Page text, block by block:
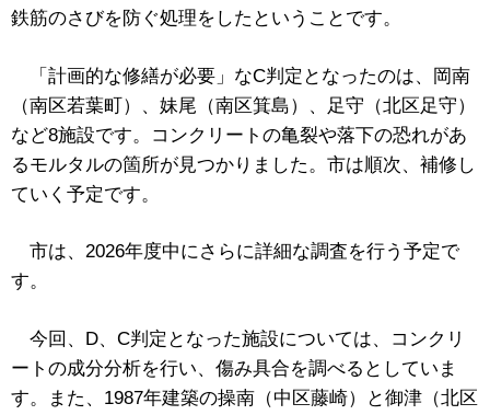
鉄筋のさびを防ぐ処理をしたということです。
「計画的な修繕が必要」なC判定となったのは、岡南
（南区若葉町）、妹尾（南区箕島）、足守（北区足守）
など8施設です。コンクリートの亀裂や落下の恐れがあ
るモルタルの箇所が見つかりました。市は順次、補修し
ていく予定です。
市は、2026年度中にさらに詳細な調査を行う予定で
す。
今回、D、C判定となった施設については、コンクリ
ートの成分分析を行い、傷み具合を調べるとしていま
す。また、1987年建築の操南（中区藤崎）と御津（北区